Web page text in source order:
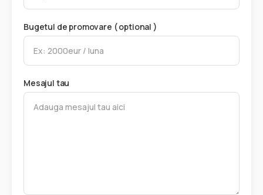
Bugetul de promovare ( optional )
Mesajul tau